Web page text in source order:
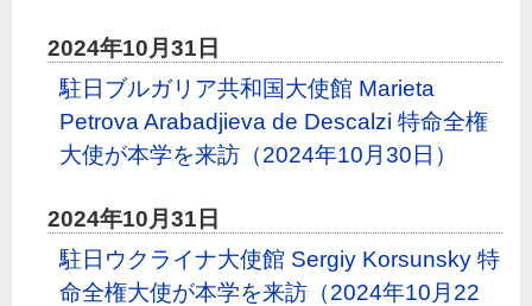
2024年10月31日
駐日ブルガリア共和国大使館 Marieta
Petrova Arabadjieva de Descalzi 特命全権
大使が本学を来訪（2024年10月30日）
2024年10月31日
駐日ウクライナ大使館 Sergiy Korsunsky 特
命全権大使が本学を来訪（2024年10月22